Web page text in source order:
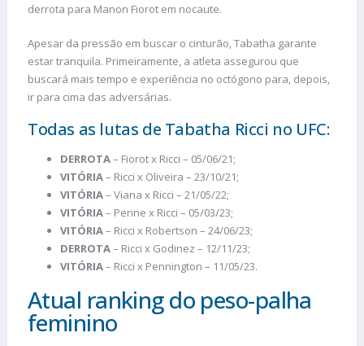
derrota para Manon Fiorot em nocaute.
Apesar da pressão em buscar o cinturão, Tabatha garante
estar tranquila. Primeiramente, a atleta assegurou que
buscará mais tempo e experiência no octógono para, depois,
ir para cima das adversárias.
Todas as lutas de Tabatha Ricci no UFC:
DERROTA– Fiorot x Ricci – 05/06/21;
VITÓRIA– Ricci x Oliveira – 23/10/21;
VITÓRIA– Viana x Ricci – 21/05/22;
VITÓRIA– Penne x Ricci – 05/03/23;
VITÓRIA– Ricci x Robertson – 24/06/23;
DERROTA– Ricci x Godinez – 12/11/23;
VITÓRIA– Ricci x Pennington – 11/05/23.
Atual ranking do peso-palha
feminino